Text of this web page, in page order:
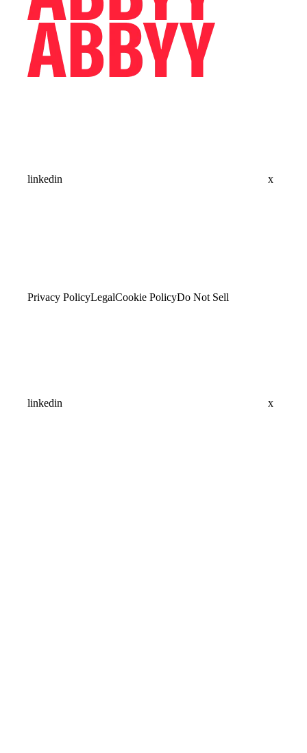
linkedin x
Privacy PolicyLegalCookie PolicyDo Not Sell
linkedin x